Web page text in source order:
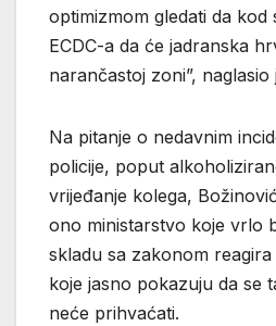
optimizmom gledati da kod
ECDC-a da će jadranska
narančastoj zoni”, naglasio
Na pitanje o nedavnim
policije, poput
vrijeđanje kolega,
ono ministarstvo koje vrlo
skladu sa zakonom
koje jasno pokazuju da se
neće prihvaćati.